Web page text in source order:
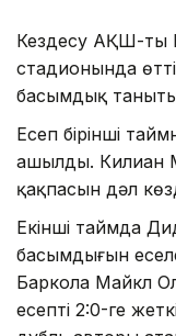
Кездесу АҚШ-
стадионында
басымдық
Есеп бірінші
ашылды. Килиан
қақпасын дәл
Екінші таймда
басымдығын
Баркола Майкл
есепті 2:0-ге